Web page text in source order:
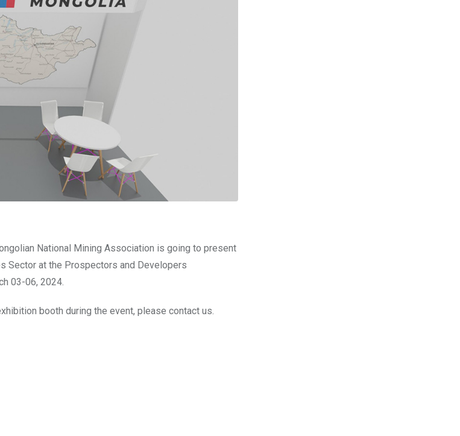
National Mining Association is going to present
Sector at the Prospectors and Developers
03-06, 2024.
booth during the event, please contact us.